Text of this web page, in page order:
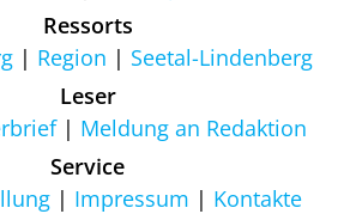
Ressorts
Region
Seetal-Lindenberg
Leser
Meldung an Redaktion
Service
Impressum
Kontakte